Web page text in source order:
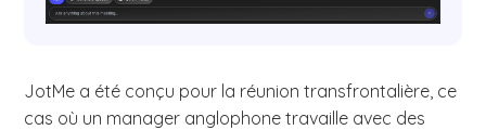
JotMe a été conçu pour la réunion transfrontalière, ce
cas où un manager anglophone travaille avec des